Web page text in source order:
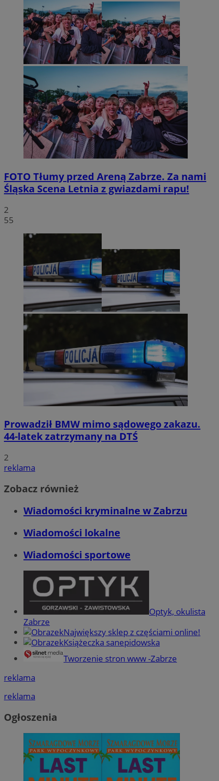
FOTO Tłumy przed Areną Zabrze. Za nami
Śląska Scena Letnia z gwiazdami rapu!
2
55
Prowadził BMW mimo sądowego zakazu.
44-latek zatrzymany na DTŚ
2
reklama
Zobacz również
Wiadomości kryminalne w Zabrzu
Wiadomości lokalne
Wiadomości sportowe
Optyk, okulista
Zabrze
Największy sklep z częściami online!
Książeczka sanepidowska
Tworzenie stron www -Zabrze
reklama
reklama
Ogłoszenia